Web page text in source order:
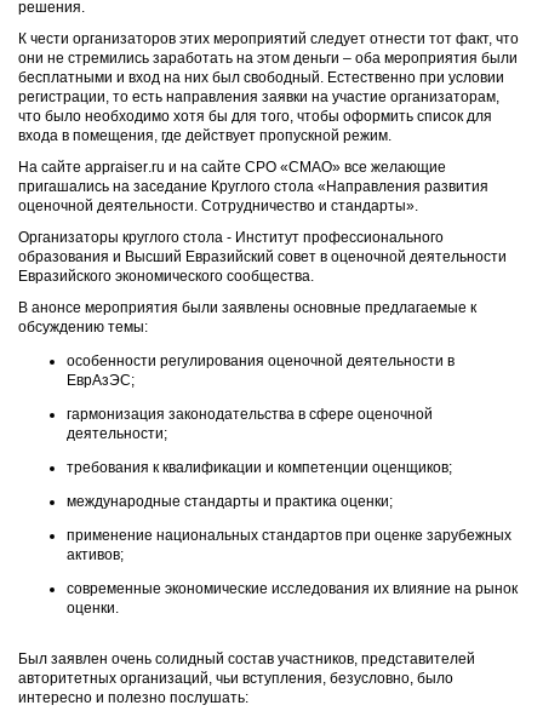
решения.
К чести организаторов этих мероприятий следует отнести тот факт, что
они не стремились заработать на этом деньги – оба мероприятия были
бесплатными и вход на них был свободный. Естественно при условии
регистрации, то есть направления заявки на участие организаторам,
что было необходимо хотя бы для того, чтобы оформить список для
входа в помещения, где действует пропускной режим.
На сайте appraiser.ru и на сайте СРО «СМАО» все желающие
пригашались на заседание Круглого стола «Направления развития
оценочной деятельности. Сотрудничество и стандарты».
Организаторы круглого стола - Институт профессионального
образования и Высший Евразийский совет в оценочной деятельности
Евразийского экономического сообщества.
В анонсе мероприятия были заявлены основные предлагаемые к
обсуждению темы:
особенности регулирования оценочной деятельности в
ЕврАзЭС;
гармонизация законодательства в сфере оценочной
деятельности;
требования к квалификации и компетенции оценщиков;
международные стандарты и практика оценки;
применение национальных стандартов при оценке зарубежных
активов;
современные экономические исследования их влияние на рынок
оценки.
Был заявлен очень солидный состав участников, представителей
авторитетных организаций, чьи вступления, безусловно, было
интересно и полезно послушать: